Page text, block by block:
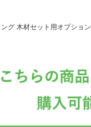
グ 木材セット用オプション